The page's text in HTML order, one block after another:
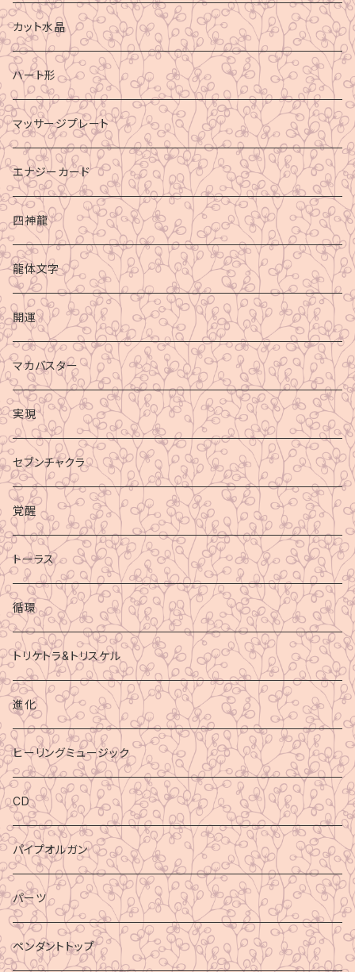
カット水晶
ハート形
マッサージプレート
エナジーカード
四神龍
龍体文字
開運
マカバスター
実現
セブンチャクラ
覚醒
トーラス
循環
トリケトラ&トリスケル
進化
ヒーリングミュージック
CD
パイプオルガン
パーツ
ペンダントトップ